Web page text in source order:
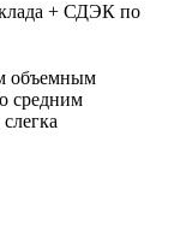
+ СДЭК по
объемным
средним